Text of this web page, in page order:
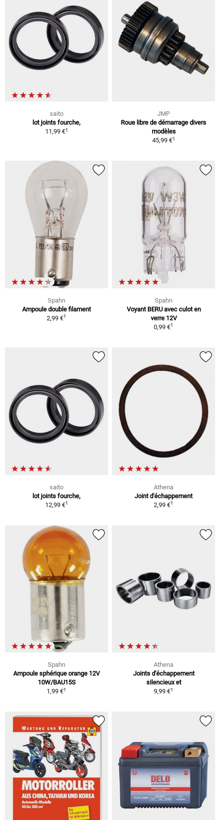
saito
lot joints fourche,
11,99 €1
JMP
Roue libre de démarrage divers
modèles
45,99 €1
Spahn
Ampoule double filament
2,99 €1
Spahn
Voyant BERU avec culot en
verre 12V
0,99 €1
saito
lot joints fourche,
12,99 €1
Athena
Joint d'échappement
2,99 €1
Spahn
Ampoule sphérique orange 12V
10W/BAU15S
1,99 €1
Athena
Joints d'échappement
silencieux et
9,99 €1